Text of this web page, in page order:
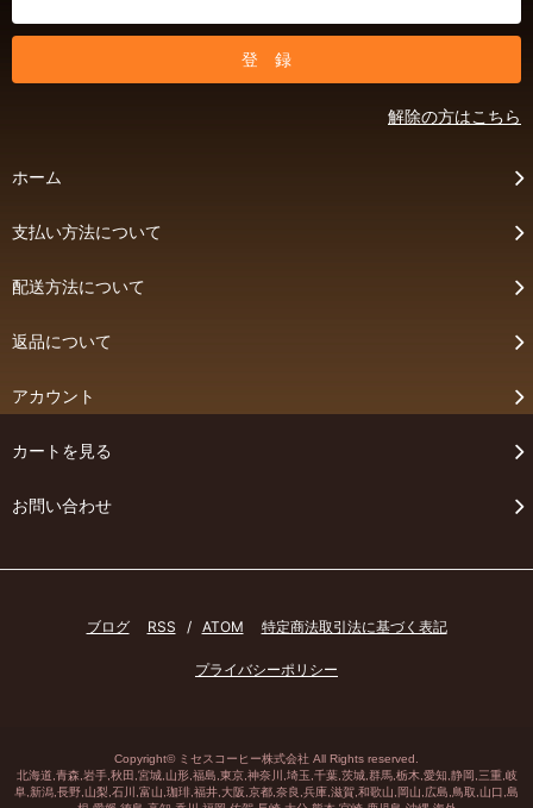
解除の方はこちら
ホーム
支払い方法について
配送方法について
返品について
アカウント
カートを見る
お問い合わせ
ブログ RSS / ATOM 特定商法取引法に基づく表記
プライバシーポリシー
Copyright© ミセスコーヒー株式会社 All Rights reserved.
北海道,青森,岩手,秋田,宮城,山形,福島,東京,神奈川,埼玉,千葉,茨城,群馬,栃木,愛知,静岡,三重,岐
阜,新潟,長野,山梨,石川,富山,珈琲,福井,大阪,京都,奈良,兵庫,滋賀,和歌山,岡山,広島,鳥取,山口,島